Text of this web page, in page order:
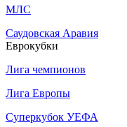
МЛС
Саудовская Аравия
Еврокубки
Лига чемпионов
Лига Европы
Суперкубок УЕФА